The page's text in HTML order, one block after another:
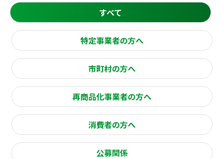
すべて
特定事業者の方へ
市町村の方へ
再商品化事業者の方へ
消費者の方へ
公募関係